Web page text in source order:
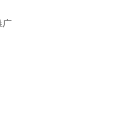
广